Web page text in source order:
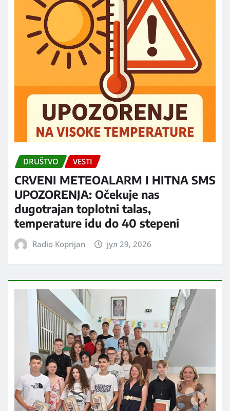
DRUŠTVO VESTI
CRVENI METEOALARM I HITNA SMS
UPOZORENJA: Očekuje nas
dugotrajan toplotni talas,
temperature idu do 40 stepeni
Radio Koprijan јул 29, 2026